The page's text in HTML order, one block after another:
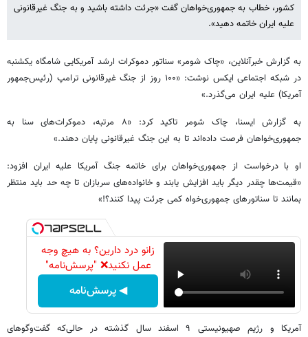
کشور، خطاب به جمهوری‌خواهان گفت «جرئت داشته باشید و به جنگ غیرقانونی
علیه ایران خاتمه دهید».
به گزارش خبرآنلاین، «چاک شومر» سناتور دموکرات ارشد آمریکایی شامگاه یکشنبه
در شبکه اجتماعی ایکس نوشت: «۱۰۰ روز از جنگ غیرقانونی ترامپ (رئیس‌جمهور
آمریکا) علیه ایران می‌گذرد.»
به گزارش ایسنا، چاک شومر تاکید کرد: «۸ مرتبه، دموکرات‌های سنا به
جمهوری‌خواهان فرصت داده‌اند تا به این جنگ غیرقانونی پایان دهند.»
او با درخواست از جمهوری‌خواهان برای خاتمه جنگ آمریکا علیه ایران افزود:
«قیمت‌ها چقدر دیگر باید افزایش یابند و خانواده‌های سربازان تا چه حد باید منتظر
بمانند تا سناتورهای جمهوری‌خواه کمی جرئت پیدا کنند؟!»
زانو درد دارین؟ به هیچ وجه
عمل نکنید❌ "پرسش‌نامه"
◀ پرسش‌نامه
آمریکا و رژیم صهیونیستی ۹ اسفند سال گذشته در حالی‌که گفت‌وگوهای